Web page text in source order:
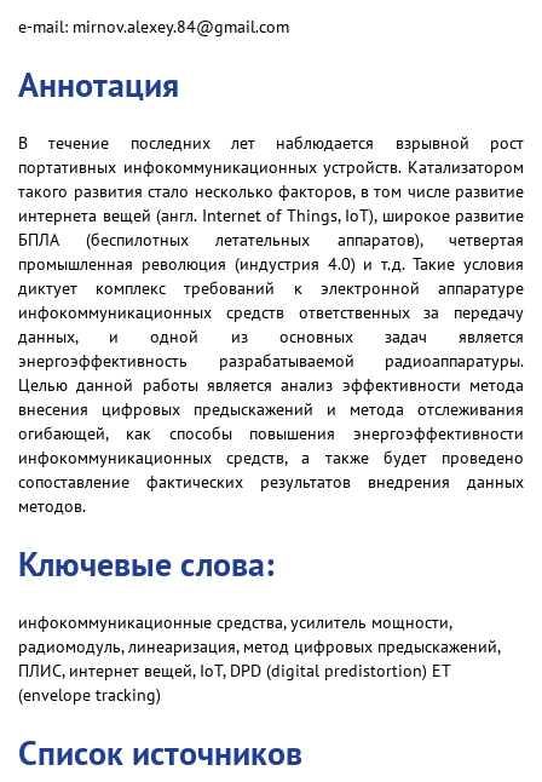
e-mail: mirnov.alexey.84@gmail.com
Аннотация
В течение последних лет наблюдается взрывной рост
портативных инфокоммуникационных устройств. Катализатором
такого развития стало несколько факторов, в том числе развитие
интернета вещей (англ. Internet of Things, IoT), широкое развитие
БПЛА (беспилотных летательных аппаратов), четвертая
промышленная революция (индустрия 4.0) и т.д. Такие условия
диктует комплекс требований к электронной аппаратуре
инфокоммуникационных средств ответственных за передачу
данных, и одной из основных задач является
энергоэффективность разрабатываемой радиоаппаратуры.
Целью данной работы является анализ эффективности метода
внесения цифровых предыскажений и метода отслеживания
огибающей, как способы повышения энергоэффективности
инфокоммуникационных средств, а также будет проведено
сопоставление фактических результатов внедрения данных
методов.
Ключевые слова:
инфокоммуникационные средства, усилитель мощности,
радиомодуль, линеаризация, метод цифровых предыскажений,
ПЛИС, интернет вещей, IoT, DPD (digital predistortion) ET
(envelope tracking)
Список источников